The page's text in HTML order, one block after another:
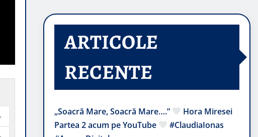
ARTICOLE
RECENTE
„Soacră Mare, Soacră Mare….”
Hora Miresei
Partea 2 acum pe YouTube
#ClaudiaIonas